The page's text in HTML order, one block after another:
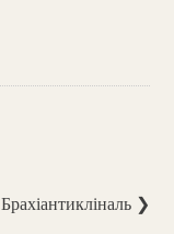
Брахіантикліналь ❯